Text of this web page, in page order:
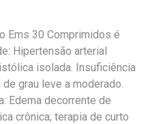
Ems 30 Comprimidos é
Hipertensão arterial
isolada. Insuficiência
grau leve a moderado.
Edema decorrente de
crônica; terapia de curto